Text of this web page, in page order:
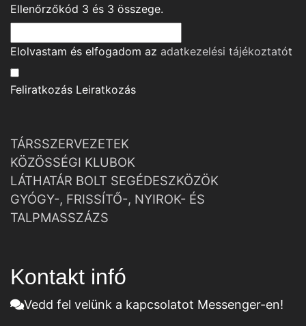
Ellenőrzőkód 3 és 3 összege.
Elolvastam és elfogadom az adatkezelési tájékoztatót
Feliratkozás Leiratkozás
TÁRSSZERVEZETEK
KÖZÖSSÉGI KLUBOK
LÁTHATÁR BOLT SEGÉDESZKÖZÖK
GYÓGY-, FRISSÍTŐ-, NYIROK- ÉS
TALPMASSZÁZS
Kontakt infó
Vedd fel velünk a kapcsolatot Messenger-en!